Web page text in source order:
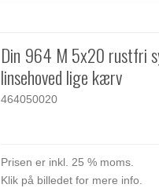
Din 964 M 5x20 rustfri
linsehoved lige kærv
464050020
Prisen er inkl. 25 % moms.
Klik på billedet for mere info.